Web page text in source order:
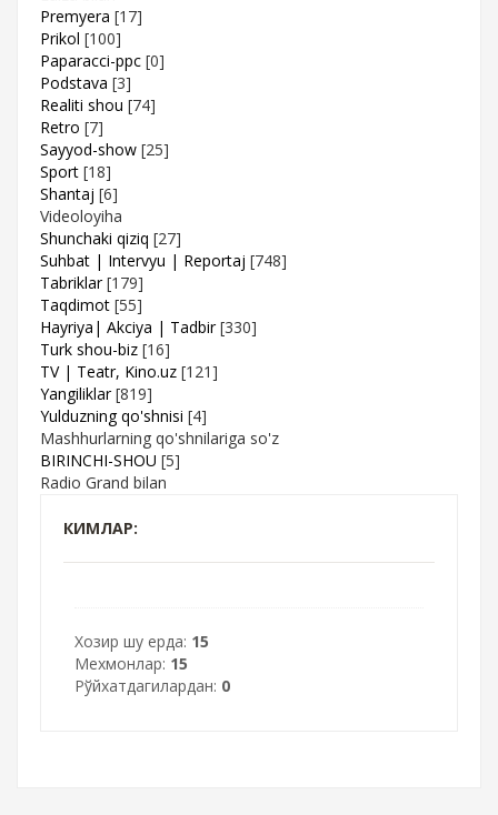
Premyera [17]
Prikol [100]
Paparacci-ppc [0]
Podstava [3]
Realiti shou [74]
Retro [7]
Sayyod-show [25]
Sport [18]
Shantaj [6]
Videoloyiha
Shunchaki qiziq [27]
Suhbat | Intervyu | Reportaj [748]
Tabriklar [179]
Taqdimot [55]
Hayriya| Akciya | Tadbir [330]
Turk shou-biz [16]
TV | Teatr, Kino.uz [121]
Yangiliklar [819]
Yulduzning qo'shnisi [4]
Mashhurlarning qo'shnilariga so'z
BIRINCHI-SHOU [5]
Radio Grand bilan
КИМЛАР:
Хозир шу ерда: 15
Мехмонлар: 15
Рўйхатдагилардан: 0